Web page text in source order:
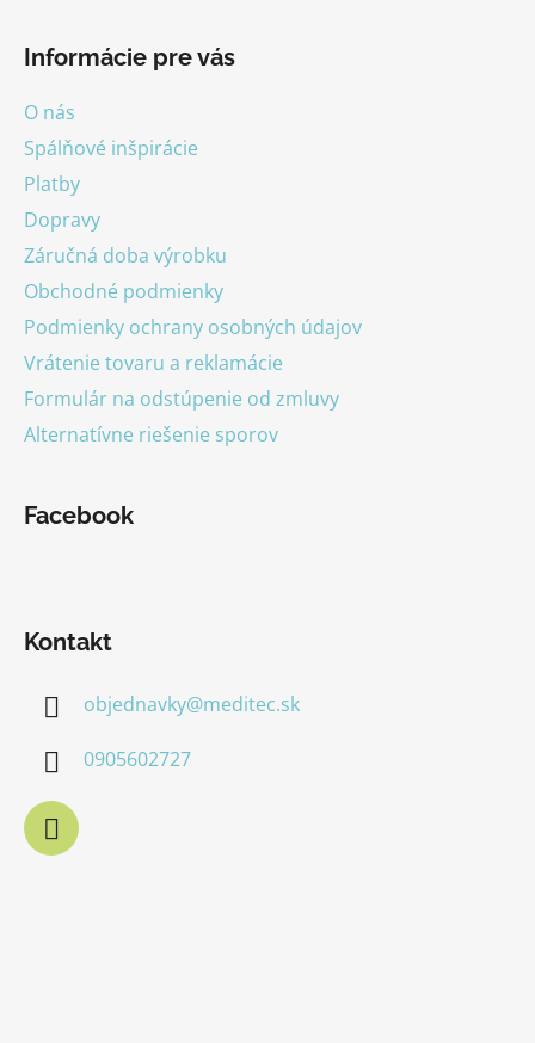
Informácie pre vás
O nás
Spálňové inšpirácie
Platby
Dopravy
Záručná doba výrobku
Obchodné podmienky
Podmienky ochrany osobných údajov
Vrátenie tovaru a reklamácie
Formulár na odstúpenie od zmluvy
Alternatívne riešenie sporov
Facebook
Kontakt
objednavky@meditec.sk
0905602727